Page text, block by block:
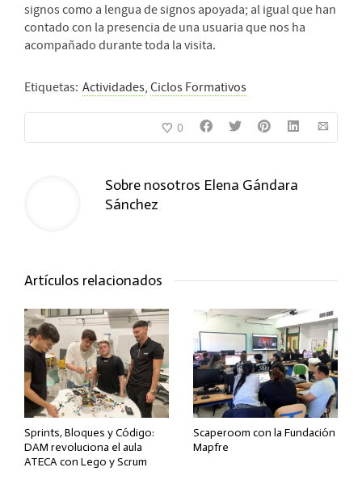
signos como a lengua de signos apoyada; al igual que han
contado con la presencia de una usuaria que nos ha
acompañado durante toda la visita.
Etiquetas: Actividades, Ciclos Formativos
0
Sobre nosotros Elena Gándara
Sánchez
Artículos relacionados
Sprints, Bloques y Código:
DAM revoluciona el aula
ATECA con Lego y Scrum
Scaperoom con la Fundación
Mapfre